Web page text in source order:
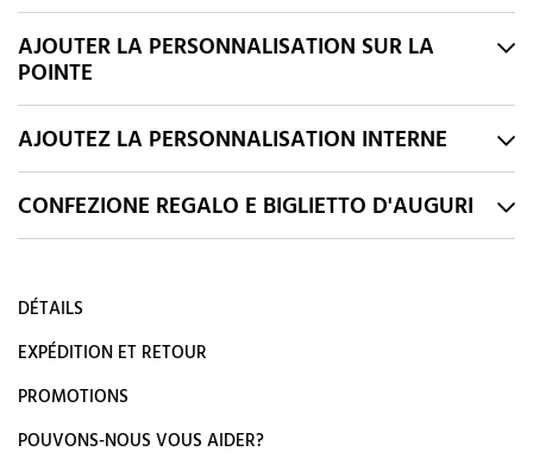
AJOUTER LA PERSONNALISATION SUR LA
POINTE
AJOUTEZ LA PERSONNALISATION INTERNE
CONFEZIONE REGALO E BIGLIETTO D'AUGURI
DÉTAILS
EXPÉDITION ET RETOUR
PROMOTIONS
POUVONS-NOUS VOUS AIDER?